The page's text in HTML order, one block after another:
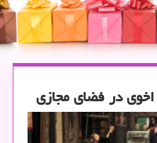
در فضای مجازی